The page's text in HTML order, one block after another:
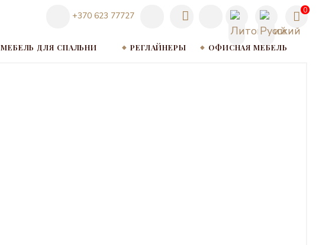
+370 623 77727
0
МЕБЕЛЬ ДЛЯ СПАЛЬНИ РЕГЛАЙНЕРЫ ОФИСНАЯ МЕБЕЛЬ